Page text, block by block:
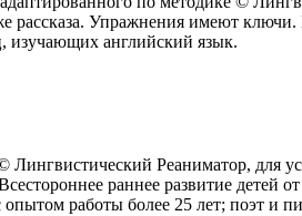
рассказа. Упражнения имеют
изучающих английский язык.
Реаниматор, для
раннее развитие детей от
работы более 25 лет; поэт и